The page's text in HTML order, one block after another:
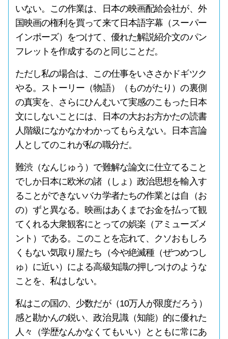
いない。この作業は、日本の映画配給会社が、外
国映画の権利を買って来て日本語字幕（スーパー
インポーズ）をつけて、優れた解説紹介文のパン
フレットを作成するのと同じことだ。
ただし私の場合は、この仕事をいささかドギツク
やる。ストーリー（物語）（ものがたり）の裏側
の真実を、さらにひんむいて実感のこもった日本
文にしないことには、日本の大おお方かたの読書
人階級になかなかわかってもらえない。日本言論
人としてのこれが私の職分だ。
難渋（なんじゅう）で難解な論文に仕立てること
でしか日本に欧米の諸（しょ）政治思想を輸入す
ることができないバカ学者たちの作業とは自（お
の）ずと異なる。映画はあくまでお金を払って観
てくれる大衆観客にとっての娯楽（アミューズメ
ント）である。このことを忘れて、クソおもしろ
くもない気取り屋たち（今や絶滅種（ぜつめつし
ゅ）に近い）による高級知識の押しつけのような
ことを、私はしない。
私はこの国の、少数だが（10万人が限度だろう）
感と勘かんの鋭い、政治見識（知能）的に優れた
人々（学歴なんかなくてもいい）とともに常にあ